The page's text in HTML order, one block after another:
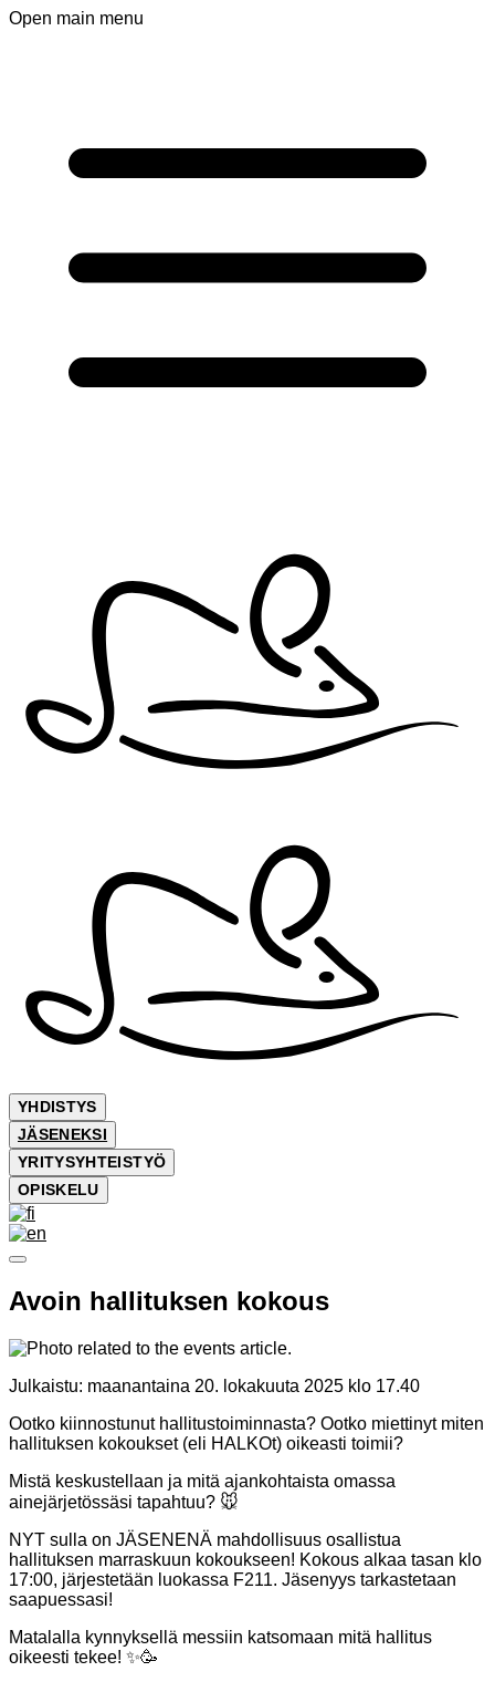
Open main menu
YHDISTYS
JÄSENEKSI
YRITYSYHTEISTYÖ
OPISKELU
Avoin hallituksen kokous
Julkaistu: maanantaina 20. lokakuuta 2025 klo 17.40
Ootko kiinnostunut hallitustoiminnasta? Ootko miettinyt miten
hallituksen kokoukset (eli HALKOt) oikeasti toimii?
Mistä keskustellaan ja mitä ajankohtaista omassa
ainejärjetössäsi tapahtuu? 🐭
NYT sulla on JÄSENENÄ mahdollisuus osallistua
hallituksen marraskuun kokoukseen! Kokous alkaa tasan klo
17:00, järjestetään luokassa F211. Jäsenyys tarkastetaan
saapuessasi!
Matalalla kynnyksellä messiin katsomaan mitä hallitus
oikeesti tekee! ✨🥳